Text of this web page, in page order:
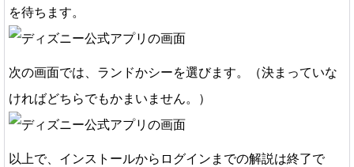
を待ちます。
次の画面では、ランドかシーを選びます。（決まっていな
ければどちらでもかまいません。）
以上で、インストールからログインまでの解説は終了で